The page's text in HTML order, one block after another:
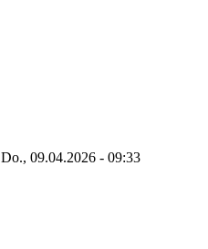
Do., 09.04.2026 - 09:33